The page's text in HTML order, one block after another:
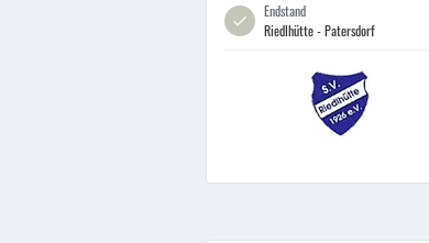
Endstand
Riedlhütte - Patersdorf